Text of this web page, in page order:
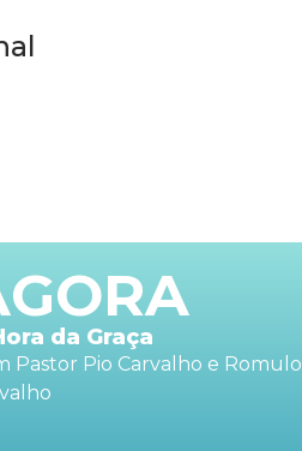
da Graça
Pastor Pio Carvalho e Romulo